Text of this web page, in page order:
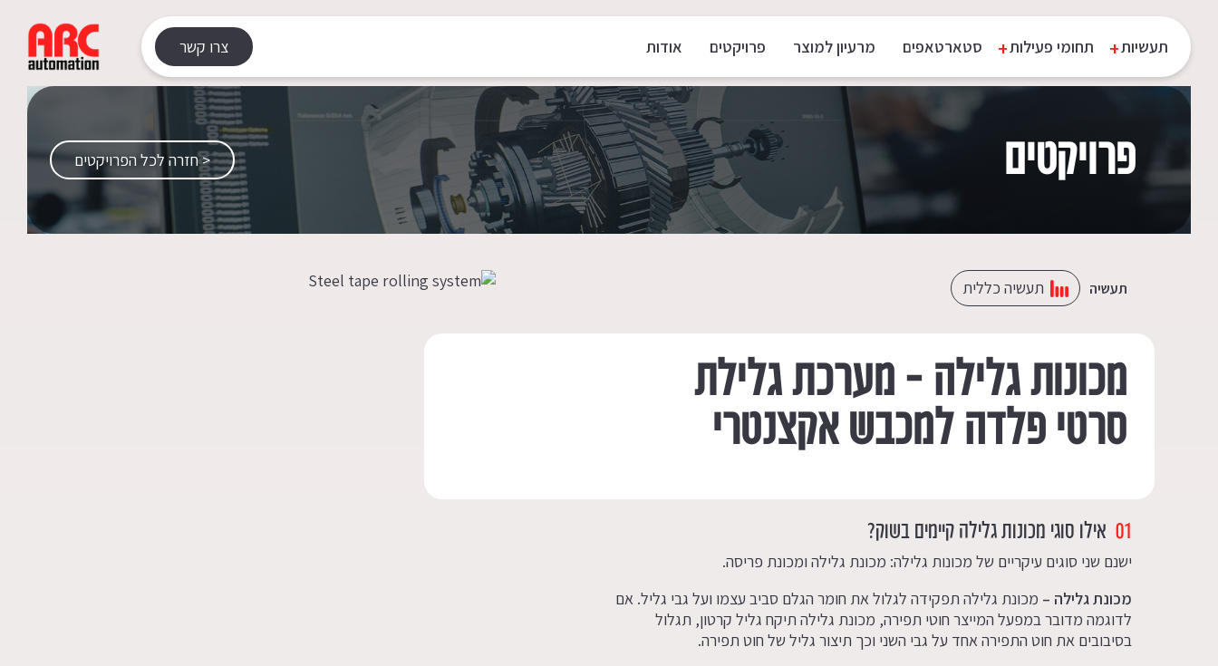
תעשיות תחומי פעילות סטארטאפים מרעיון למוצר פרויקטים אודות צרו קשר
פרויקטים < חזרה לכל הפרויקטים
תעשיה תעשיה כללית
מכונות גלילה – מערכת גלילת
סרטי פלדה למכבש אקצנטרי
01 אילו סוגי מכונות גלילה קיימים בשוק?
ישנם שני סוגים עיקריים של מכונות גלילה: מכונת גלילה ומכונת פריסה.
מכונת גלילה – מכונת גלילה תפקידה לגלול את חומר הגלם סביב עצמו ועל גבי גליל. אם
לדוגמה מדובר במפעל המייצר חוטי תפירה, מכונת גלילה תיקח גליל קרטון, תגלול
בסיבובים את חוט התפירה אחד על גבי השני וכך תיצור גליל של חוט תפירה.